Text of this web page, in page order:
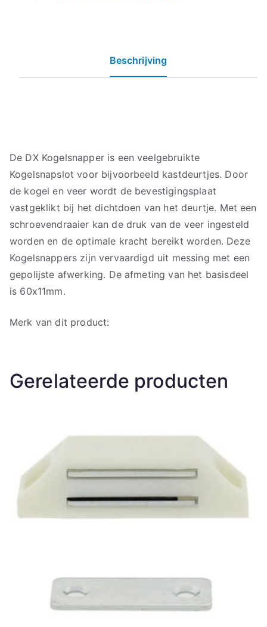
Beschrijving
De DX Kogelsnapper is een veelgebruikte
Kogelsnapslot voor bijvoorbeeld kastdeurtjes. Door
de kogel en veer wordt de bevestigingsplaat
vastgeklikt bij het dichtdoen van het deurtje. Met een
schroevendraaier kan de druk van de veer ingesteld
worden en de optimale kracht bereikt worden. Deze
Kogelsnappers zijn vervaardigd uit messing met een
gepolijste afwerking. De afmeting van het basisdeel
is 60x11mm.
Merk van dit product:
Gerelateerde producten